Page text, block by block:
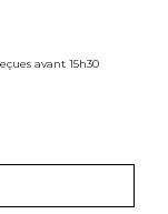
avant 15h30